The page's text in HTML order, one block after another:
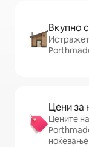
Вкупно
Цени за
Цените